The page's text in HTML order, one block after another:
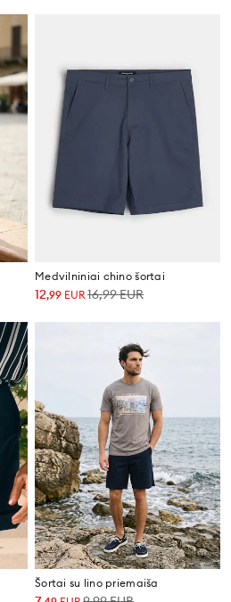
Medvilniniai chino šortai
12,99 EUR 16,99EUR
Šortai su lino priemaiša